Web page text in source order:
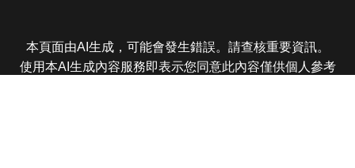
本頁面由AI生成，可能會發生錯誤。請查核重要資訊。
使用本AI生成內容服務即表示您同意此內容僅供個人參考